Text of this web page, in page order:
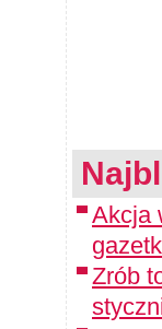
Akcja
Zrób